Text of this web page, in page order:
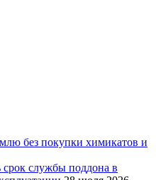
без покупки химикатов и
срок службы поддона в